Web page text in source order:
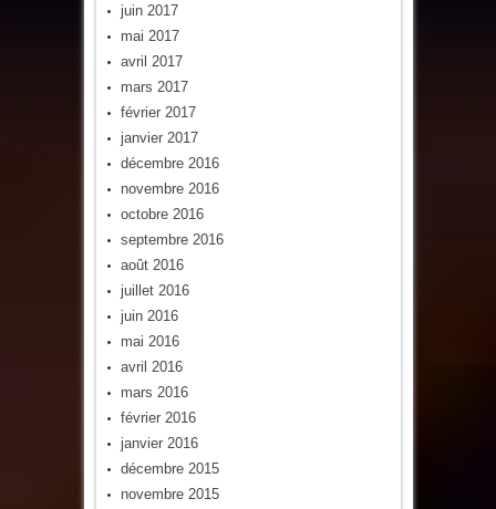
juin 2017
mai 2017
avril 2017
mars 2017
février 2017
janvier 2017
décembre 2016
novembre 2016
octobre 2016
septembre 2016
août 2016
juillet 2016
juin 2016
mai 2016
avril 2016
mars 2016
février 2016
janvier 2016
décembre 2015
novembre 2015